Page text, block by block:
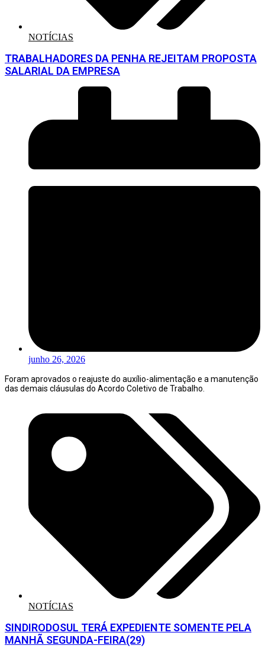
NOTÍCIAS
TRABALHADORES DA PENHA REJEITAM PROPOSTA
SALARIAL DA EMPRESA
junho 26, 2026
Foram aprovados o reajuste do auxílio-alimentação e a manutenção
das demais cláusulas do Acordo Coletivo de Trabalho.
NOTÍCIAS
SINDIRODOSUL TERÁ EXPEDIENTE SOMENTE PELA
MANHÃ SEGUNDA-FEIRA(29)